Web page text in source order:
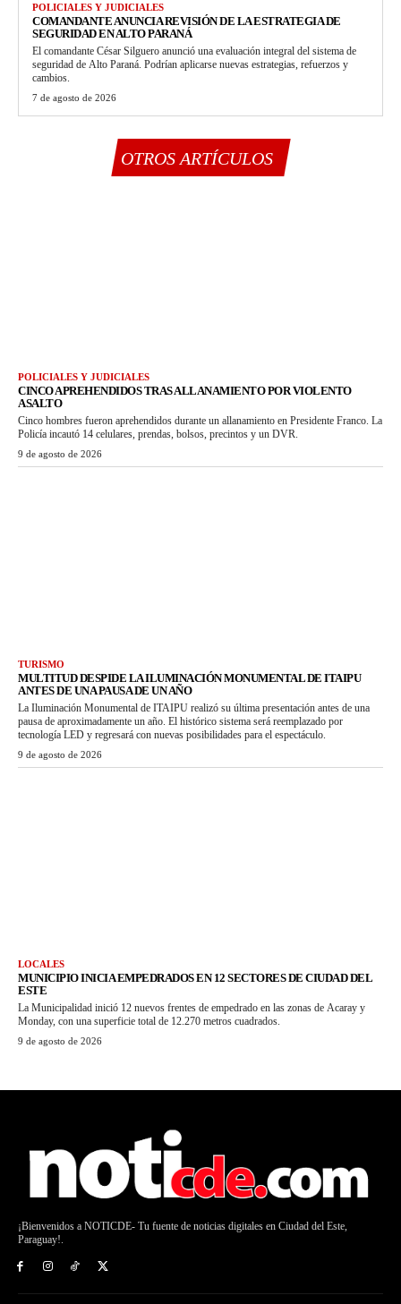
POLICIALES Y JUDICIALES
COMANDANTE ANUNCIA REVISIÓN DE LA ESTRATEGIA DE
SEGURIDAD EN ALTO PARANÁ
El comandante César Silguero anunció una evaluación integral del sistema de
seguridad de Alto Paraná. Podrían aplicarse nuevas estrategias, refuerzos y
cambios.
7 de agosto de 2026
OTROS ARTÍCULOS
POLICIALES Y JUDICIALES
CINCO APREHENDIDOS TRAS ALLANAMIENTO POR VIOLENTO
ASALTO
Cinco hombres fueron aprehendidos durante un allanamiento en Presidente Franco. La
Policía incautó 14 celulares, prendas, bolsos, precintos y un DVR.
9 de agosto de 2026
TURISMO
MULTITUD DESPIDE LA ILUMINACIÓN MONUMENTAL DE ITAIPU
ANTES DE UNA PAUSA DE UN AÑO
La Iluminación Monumental de ITAIPU realizó su última presentación antes de una
pausa de aproximadamente un año. El histórico sistema será reemplazado por
tecnología LED y regresará con nuevas posibilidades para el espectáculo.
9 de agosto de 2026
LOCALES
MUNICIPIO INICIA EMPEDRADOS EN 12 SECTORES DE CIUDAD DEL
ESTE
La Municipalidad inició 12 nuevos frentes de empedrado en las zonas de Acaray y
Monday, con una superficie total de 12.270 metros cuadrados.
9 de agosto de 2026
¡Bienvenidos a NOTICDE- Tu fuente de noticias digitales en Ciudad del Este,
Paraguay!.